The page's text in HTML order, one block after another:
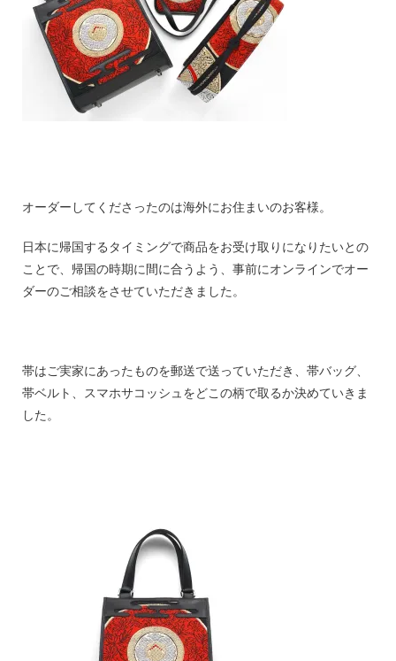
オーダーしてくださったのは海外にお住まいのお客様。
日本に帰国するタイミングで商品をお受け取りになりたいとの
ことで、帰国の時期に間に合うよう、事前にオンラインでオー
ダーのご相談をさせていただきました。
帯はご実家にあったものを郵送で送っていただき、帯バッグ、
帯ベルト、スマホサコッシュをどこの柄で取るか決めていきま
した。